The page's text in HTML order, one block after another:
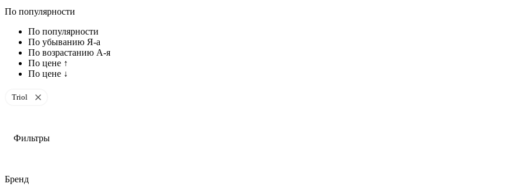
По популярности
По популярности
По убыванию Я-а
По возрастанию А-я
По цене ↑
По цене ↓
Triol
Фильтры
Бренд